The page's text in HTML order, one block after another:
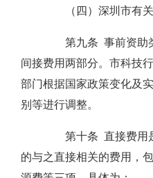
（四）深圳市有关
第九条 事前资助类
间接费用两部分。市科技
部门根据国家政策变化及
别等进行调整。
第十条 直接费用是
的与之直接相关的费用，